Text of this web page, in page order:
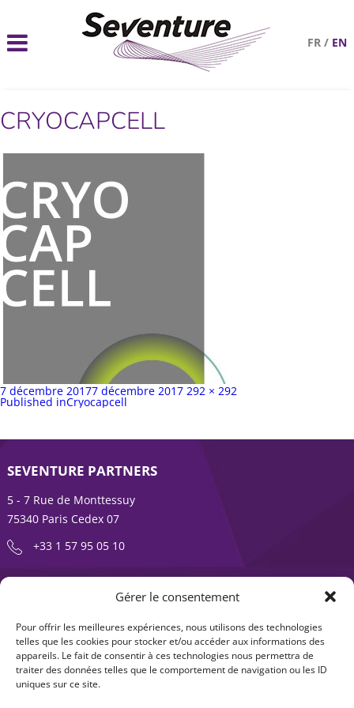
Gérer le consentement
Pour offrir les meilleures expériences, nous utilisons des technologies
telles que les cookies pour stocker et/ou accéder aux informations des
appareils. Le fait de consentir à ces technologies nous permettra de
traiter des données telles que le comportement de navigation ou les ID
uniques sur ce site.
FR / EN
CRYOCAPCELL
Publié
sur
7 décembre 20177 décembre 2017 Taille
292 × 292
Navigation
Published inCryocapcell
SEVENTURE PARTNERS
5 - 7 Rue de Monttessuy
75340 Paris Cedex 07
+33 1 57 95 05 10
ENTREPRENDRE EST UNE AVENTURE
À propos
Expertises
Offre produits
Actualités
Contact